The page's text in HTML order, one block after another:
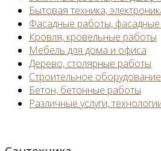
Бытовая техника,
Фасадные работы,
Кровля, кровельные работы
Мебель для дома и офиса
Дерево, столярные работы
Строительное
Бетон, бетонные работы
Различные услуги,